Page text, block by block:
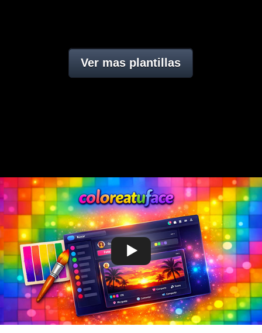
Ver mas plantillas